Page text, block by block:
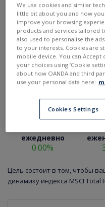
ежедневно
0.00%
Цель состоит в том, чтобы
динамику индекса MSCI Total
We use cookies and similar
little bit about you and how
improve your browsing
products and services tailored
also used to personalise the
to your interests. Cookies are
mobile device. You can
your choices using ‘Cookie
about how OANDA and third
use your personal data here:
Cookies Settings